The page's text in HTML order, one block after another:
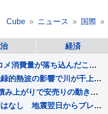
Cube
ニュース 国際
経済
2025年度の食料自給率37％で過去最低の水準 コメ消費量が落ち込んだことなどが主な原因
ドナウ川の水位低下が深刻 ヨーロッパを襲う記録的熱波の影響で川が干上がり… 一方で思わぬ“歴史的発見”も
コメの平均価格が5キロあたり3198円 在庫の積み上がりで安売りの動き強く
2026年熊本地震 南海トラフ巨大地震への影響はなし 地震翌日からプレート境界で「ゆっくりすべり」観測もプレート境界の固着状態への影響なし